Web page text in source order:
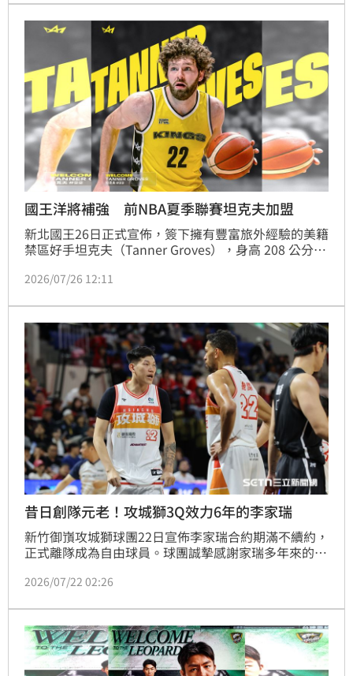
能量。
國王洋將補強 前NBA夏季聯賽坦克夫加盟
新北國王26日正式宣佈，簽下擁有豐富旅外經驗的美籍
禁區好手坦克夫（Tanner Groves），身高 208 公分的
升禁衛軍的內線深度與戰術靈活性。
2026/07/26 12:11
昔日創隊元老！攻城獅3Q效力6年的李家瑞
新竹御嵿攻城獅球團22日宣佈李家瑞合約期滿不續約，
正式離隊成為自由球員。球團誠摯感謝家瑞多年來的無
2026/07/22 02:26